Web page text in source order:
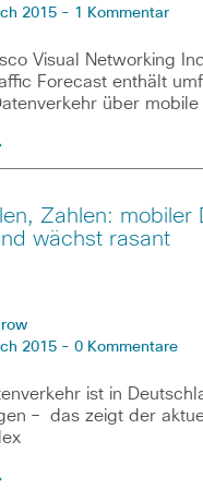
2015 - 1 Kommentar
Visual Networking
Forecast enthält
über mobile
Zahlen: mobiler
wächst rasant
2015 - 0 Kommentare
ist in
– das zeigt der